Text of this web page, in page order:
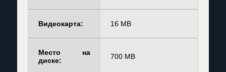
Видеокарта: 16 MB
Место на
диске:
700 MB